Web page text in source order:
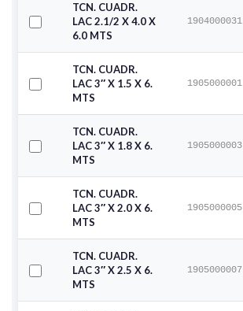
TCN. CUADR.
LAC 2.1/2 X 4.0 X
6.0 MTS
1904000031
TCN. CUADR.
LAC 3″ X 1.5 X 6.
MTS
1905000001
TCN. CUADR.
LAC 3″ X 1.8 X 6.
MTS
1905000003
TCN. CUADR.
LAC 3″ X 2.0 X 6.
MTS
1905000005
TCN. CUADR.
LAC 3″ X 2.5 X 6.
MTS
1905000007